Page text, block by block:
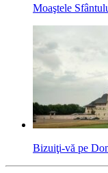
Moaştele
Bizuiţi-vă pe